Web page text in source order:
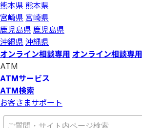
熊本県 熊本県
宮崎県 宮崎県
鹿児島県 鹿児島県
沖縄県 沖縄県
オンライン相談専用 オンライン相談専用
ATM
ATMサービス
ATM検索
お客さまサポート